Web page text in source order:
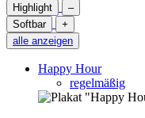
Highlight
–
Softbar
+
alle anzeigen
Happy Hour
regelmäßig